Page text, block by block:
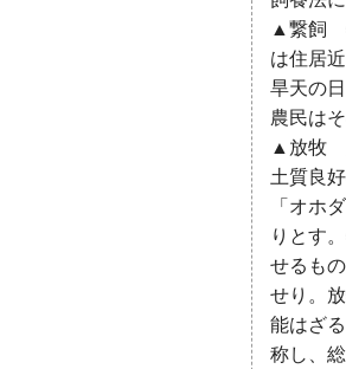
▲繋飼
は住居
旱天の
農民は
▲放牧
土質良
「オホ
りとす
せるも
せり。
能はざ
称し、